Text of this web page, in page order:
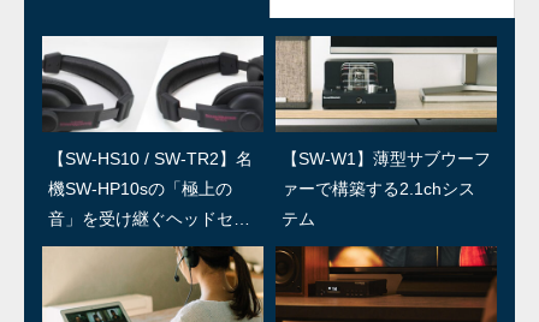
【SW-HS10 / SW-TR2】名
機SW-HP10sの「極上の
音」を受け継ぐヘッドセッ
ト
【SW-W1】薄型サブウーフ
ァーで構築する2.1chシス
テム
SWユーザー訪問：第5回 上
田温泉祥園 寿久庵 久保さ
ん
SWユーザー訪問：第4回/島
村楽器 島さん